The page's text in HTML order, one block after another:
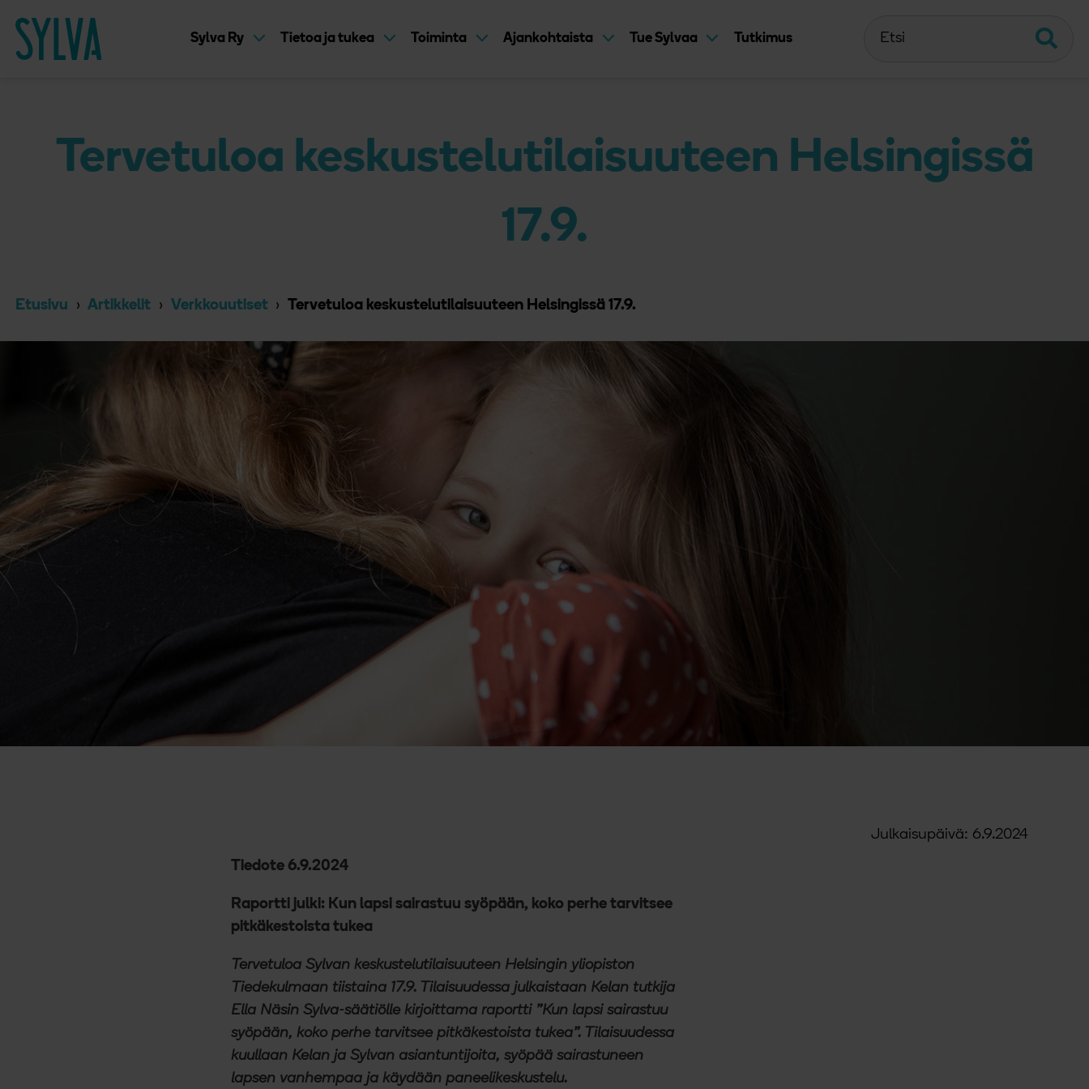
Sylva Ry Tietoa ja tukea Toiminta Ajankohtaista Tue Sylvaa Tutkimus Etsi
Tervetuloa keskustelutilaisuuteen Helsingissä
17.9.
Etusivu Artikkelit Verkkouutiset Tervetuloa keskustelutilaisuuteen Helsingissä 17.9.
Tiedote 6.9.2024
Raportti julki: Kun lapsi sairastuu syöpään, koko perhe tarvitsee
pitkäkestoista tukea
Tervetuloa Sylvan keskustelutilaisuuteen Helsingin yliopiston
Tiedekulmaan tiistaina 17.9. Tilaisuudessa julkaistaan Kelan tutkija
Ella Näsin Sylva-säätiölle kirjoittama raportti ”Kun lapsi sairastuu
syöpään, koko perhe tarvitsee pitkäkestoista tukea”. Tilaisuudessa
kuullaan Kelan ja Sylvan asiantuntijoita, syöpää sairastuneen
lapsen vanhempaa ja käydään paneelikeskustelu.
Julkaisupäivä: 6.9.2024